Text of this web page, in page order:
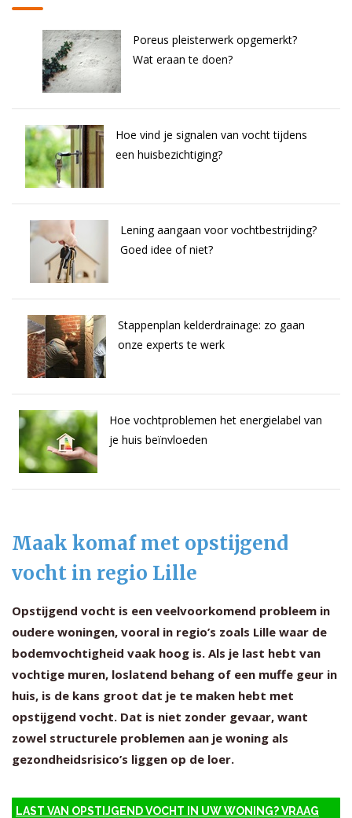
Poreus pleisterwerk opgemerkt?
Wat eraan te doen?
Hoe vind je signalen van vocht tijdens
een huisbezichtiging?
Lening aangaan voor vochtbestrijding?
Goed idee of niet?
Stappenplan kelderdrainage: zo gaan
onze experts te werk
Hoe vochtproblemen het energielabel van
je huis beïnvloeden
Maak komaf met opstijgend
vocht in regio Lille
Opstijgend vocht is een veelvoorkomend probleem in
oudere woningen, vooral in regio’s zoals Lille waar de
bodemvochtigheid vaak hoog is. Als je last hebt van
vochtige muren, loslatend behang of een muffe geur in
huis, is de kans groot dat je te maken hebt met
opstijgend vocht. Dat is niet zonder gevaar, want
zowel structurele problemen aan je woning als
gezondheidsrisico’s liggen op de loer.
LAST VAN OPSTIJGEND VOCHT IN UW WONING? VRAAG